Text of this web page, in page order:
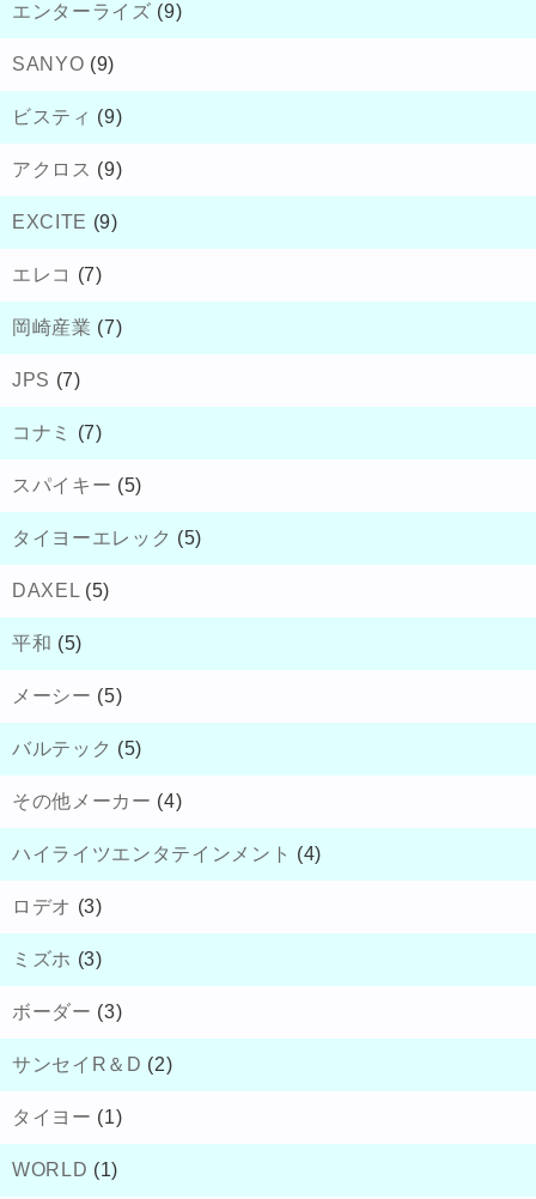
エンターライズ (9)
SANYO (9)
ビスティ (9)
アクロス (9)
EXCITE (9)
エレコ (7)
岡崎産業 (7)
JPS (7)
コナミ (7)
スパイキー (5)
タイヨーエレック (5)
DAXEL (5)
平和 (5)
メーシー (5)
バルテック (5)
その他メーカー (4)
ハイライツエンタテインメント (4)
ロデオ (3)
ミズホ (3)
ボーダー (3)
サンセイR＆D (2)
タイヨー (1)
WORLD (1)